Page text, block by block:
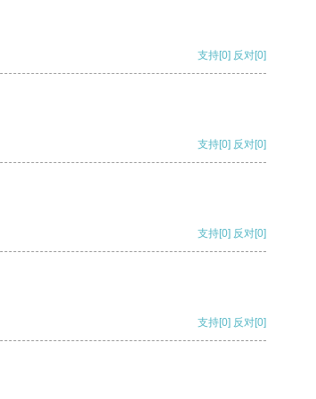
支持[0] 反对[0]
支持[0] 反对[0]
支持[0] 反对[0]
支持[0] 反对[0]